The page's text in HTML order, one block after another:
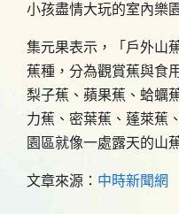
小孩盡情大玩的室內樂
集元果表示，「戶外山
蕉種，分為觀賞蕉與食
梨子蕉、蘋果蕉、蛤蠣
力蕉、密葉蕉、蓬萊蕉
園區就像一處露天的山
文章來源： 中時新聞網